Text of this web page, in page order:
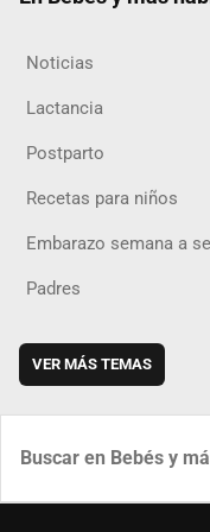
Noticias
Lactancia
Postparto
Recetas para niños
Embarazo semana a
Padres
VER MÁS TEMAS